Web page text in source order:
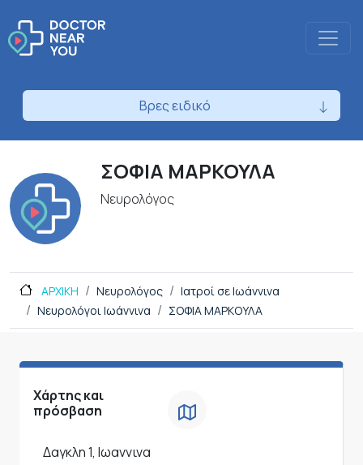
Βρες ειδικό
ΣΟΦΙΑ ΜΑΡΚΟΥΛΑ
Νευρολόγος
ΑΡΧΙΚΗ Νευρολόγος
Ιατροί σε Ιωάννινα
Νευρολόγοι Ιωάννινα
ΣΟΦΙΑ ΜΑΡΚΟΥΛΑ
Χάρτης και
πρόσβαση
Δαγκλη 1, Ιωαννινα